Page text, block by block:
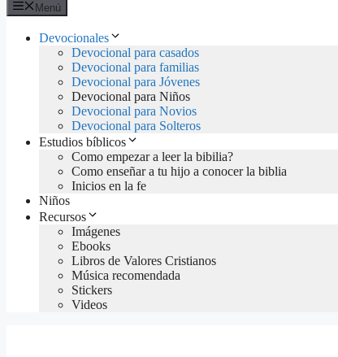
Menú
Devocionales
Devocional para casados
Devocional para familias
Devocional para Jóvenes
Devocional para Niños
Devocional para Novios
Devocional para Solteros
Estudios bíblicos
Como empezar a leer la bibilia?
Como enseñar a tu hijo a conocer la biblia
Inicios en la fe
Niños
Recursos
Imágenes
Ebooks
Libros de Valores Cristianos
Música recomendada
Stickers
Videos